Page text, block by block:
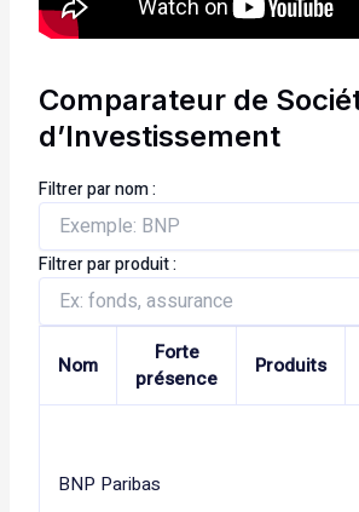
Comparateur de
d’Investissement
Filtrer par nom :
Filtrer par produit :
Nom
Forte
présence
Produits
BNP Paribas